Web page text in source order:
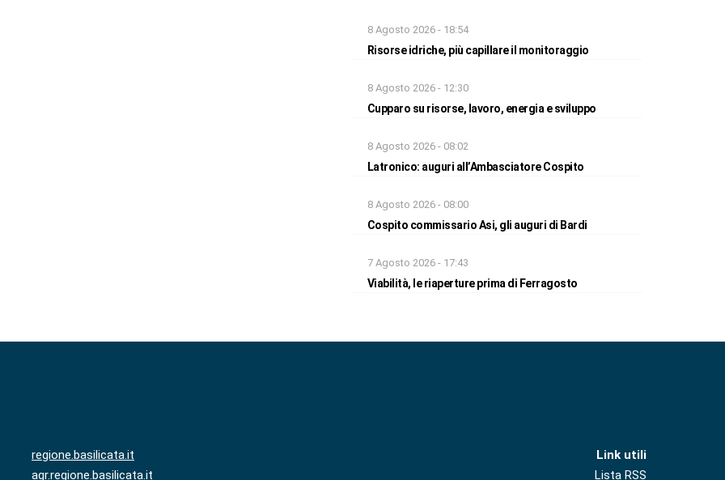
8 Agosto 2026 - 18:54
Risorse idriche, più capillare il monitoraggio
8 Agosto 2026 - 12:30
Cupparo su risorse, lavoro, energia e sviluppo
8 Agosto 2026 - 08:02
Latronico: auguri all’Ambasciatore Cospito
8 Agosto 2026 - 08:00
Cospito commissario Asi, gli auguri di Bardi
7 Agosto 2026 - 17:43
Viabilità, le riaperture prima di Ferragosto
regione.basilicata.it
agr.regione.basilicata.it
Link utili
Lista RSS